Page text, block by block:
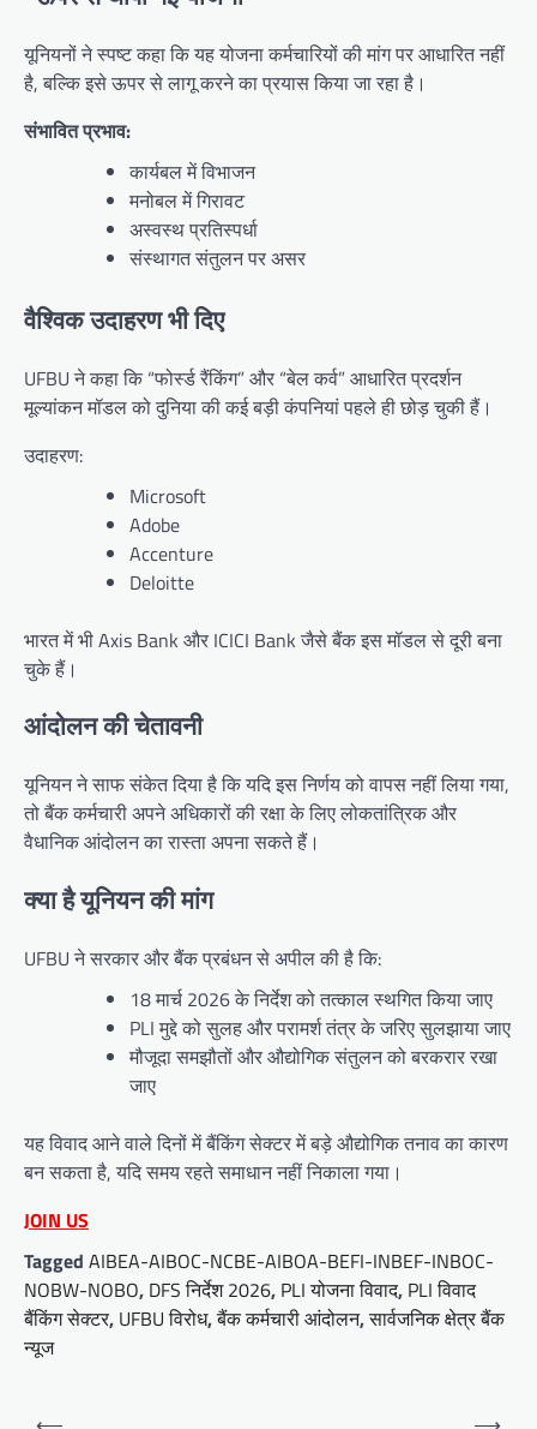
यूनियनों ने स्पष्ट कहा कि यह योजना कर्मचारियों की मांग पर आधारित नहीं
है, बल्कि इसे ऊपर से लागू करने का प्रयास किया जा रहा है।
संभावित प्रभाव:
कार्यबल में विभाजन
मनोबल में गिरावट
अस्वस्थ प्रतिस्पर्धा
संस्थागत संतुलन पर असर
वैश्विक उदाहरण भी दिए
UFBU ने कहा कि “फोर्स्ड रैंकिंग” और “बेल कर्व” आधारित प्रदर्शन
मूल्यांकन मॉडल को दुनिया की कई बड़ी कंपनियां पहले ही छोड़ चुकी हैं।
उदाहरण:
Microsoft
Adobe
Accenture
Deloitte
भारत में भी Axis Bank और ICICI Bank जैसे बैंक इस मॉडल से दूरी बना
चुके हैं।
आंदोलन की चेतावनी
यूनियन ने साफ संकेत दिया है कि यदि इस निर्णय को वापस नहीं लिया गया,
तो बैंक कर्मचारी अपने अधिकारों की रक्षा के लिए लोकतांत्रिक और
वैधानिक आंदोलन का रास्ता अपना सकते हैं।
क्या है यूनियन की मांग
UFBU ने सरकार और बैंक प्रबंधन से अपील की है कि:
18 मार्च 2026 के निर्देश को तत्काल स्थगित किया जाए
PLI मुद्दे को सुलह और परामर्श तंत्र के जरिए सुलझाया जाए
मौजूदा समझौतों और औद्योगिक संतुलन को बरकरार रखा
जाए
यह विवाद आने वाले दिनों में बैंकिंग सेक्टर में बड़े औद्योगिक तनाव का कारण
बन सकता है, यदि समय रहते समाधान नहीं निकाला गया।
JOIN US
Tagged AIBEA-AIBOC-NCBE-AIBOA-BEFI-INBEF-INBOC-
NOBW-NOBO, DFS निर्देश 2026, PLI योजना विवाद, PLI विवाद
बैंकिंग सेक्टर, UFBU विरोध,बैंक कर्मचारी आंदोलन,सार्वजनिक क्षेत्र बैंक
न्यूज
Post